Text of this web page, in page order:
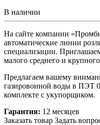
В наличии
На сайте компании
автоматические линии
специализации.
малого среднего и
Предлагаем вашему
газировонной воды в ПЭТ
комплекте с укупорщиком.
Гарантия: 12 месяцев
Заказать товар Задать